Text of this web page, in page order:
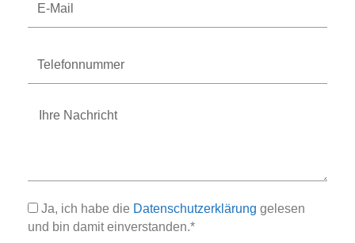
Mail
Nachricht
Ja, ich habe die Datenschutzerklärung gelesen
und bin damit einverstanden.*